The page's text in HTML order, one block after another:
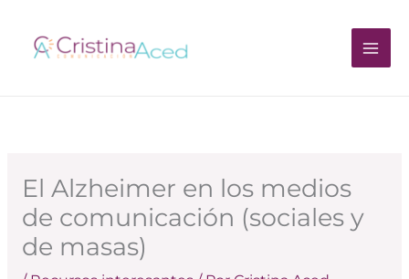
contenido
El Alzheimer en los medios
de comunicación (sociales y
de masas)